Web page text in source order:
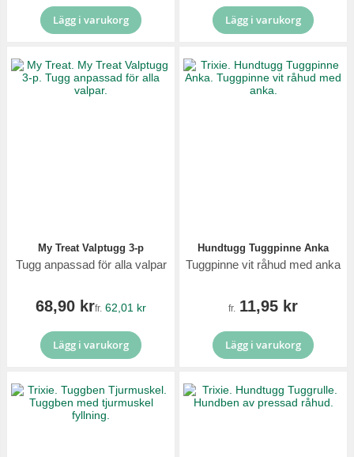
Lägg i varukorg Lägg i varukorg
My Treat Valptugg 3-p
Tugg anpassad för alla valpar
68,90 krfr. 62,01 kr
Lägg i varukorg
Hundtugg Tuggpinne Anka
Tuggpinne vit råhud med anka
fr. 11,95 kr
Lägg i varukorg